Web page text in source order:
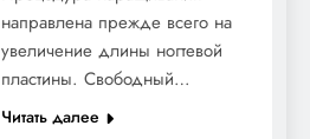
направлена прежде всего на
увеличение длины ногтевой
пластины. Свободный…
Читать далее